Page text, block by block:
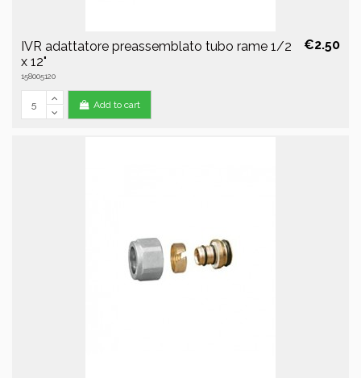
IVR adattatore preassemblato tubo rame 1/2
x 12"
158005120
€2.50
Add to cart